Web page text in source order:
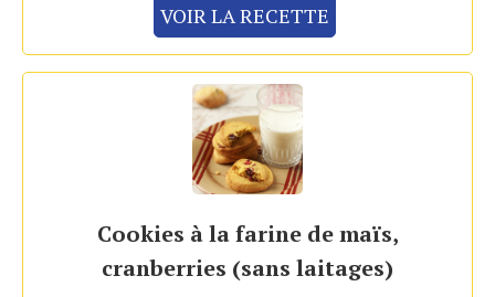
VOIR LA RECETTE
Cookies à la farine de maïs,
cranberries (sans laitages)